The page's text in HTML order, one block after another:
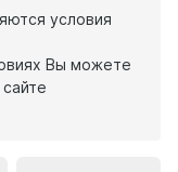
условия
Вы можете